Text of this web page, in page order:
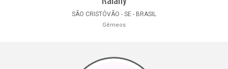
SÃO CRISTÓVÃO - SE - BRASIL
Gêmeos